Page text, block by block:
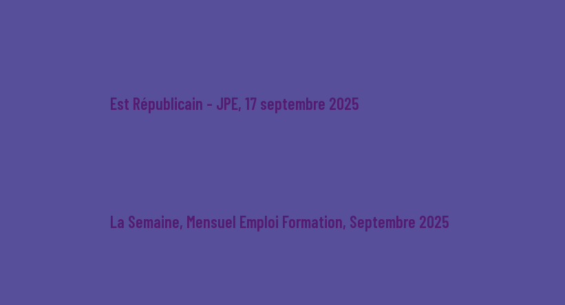
Est Républicain - JPE, 17 septembre 2025
La Semaine, Mensuel Emploi Formation, Septembre 2025